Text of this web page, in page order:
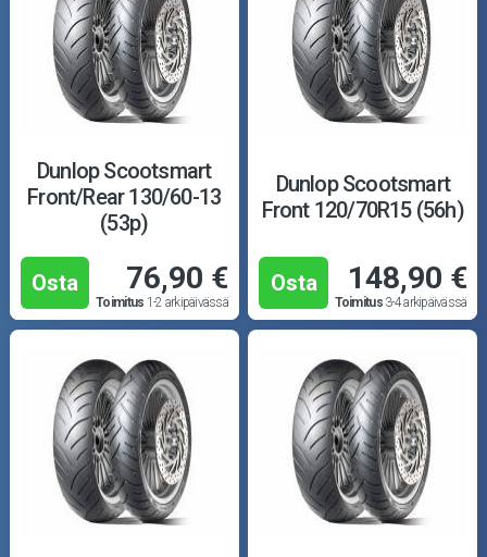
Dunlop Scootsmart
Front/Rear 130/60-13
(53p)
Osta 76,90 €
Toimitus 1-2 arkipäivässä
Dunlop Scootsmart
Front 120/70R15 (56h)
Osta 148,90 €
Toimitus3-4 arkipäivässä